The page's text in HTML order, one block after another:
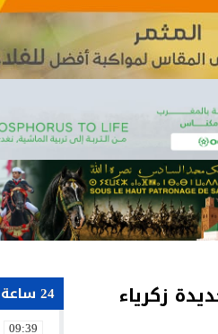
زكرياء 24 ساعة
09:39